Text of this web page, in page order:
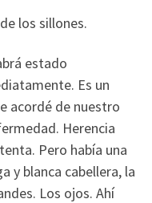
los sillones.
estado
Es un
acordé de nuestro
Herencia
Pero había una
y blanca cabellera, la
Los ojos. Ahí